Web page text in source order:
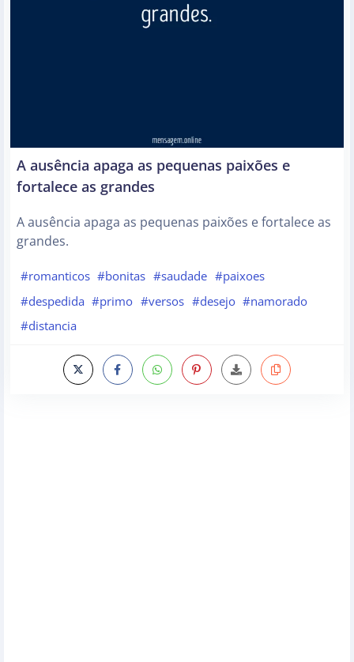
A ausência apaga as pequenas paixões e
fortalece as grandes
A ausência apaga as pequenas paixões e fortalece as
grandes.
#romanticos #bonitas #saudade #paixoes
#despedida #primo #versos #desejo #namorado
#distancia